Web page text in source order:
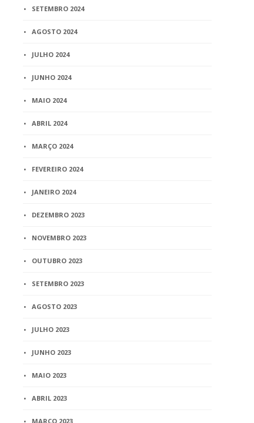
BLOG
STJ: É possível inventário
testamento
3 min read
SETEMBRO 2024
AGOSTO 2024
JULHO 2024
JUNHO 2024
MAIO 2024
ABRIL 2024
MARÇO 2024
FEVEREIRO 2024
JANEIRO 2024
DEZEMBRO 2023
NOVEMBRO 2023
OUTUBRO 2023
SETEMBRO 2023
AGOSTO 2023
JULHO 2023
JUNHO 2023
MAIO 2023
ABRIL 2023
MARÇO 2023